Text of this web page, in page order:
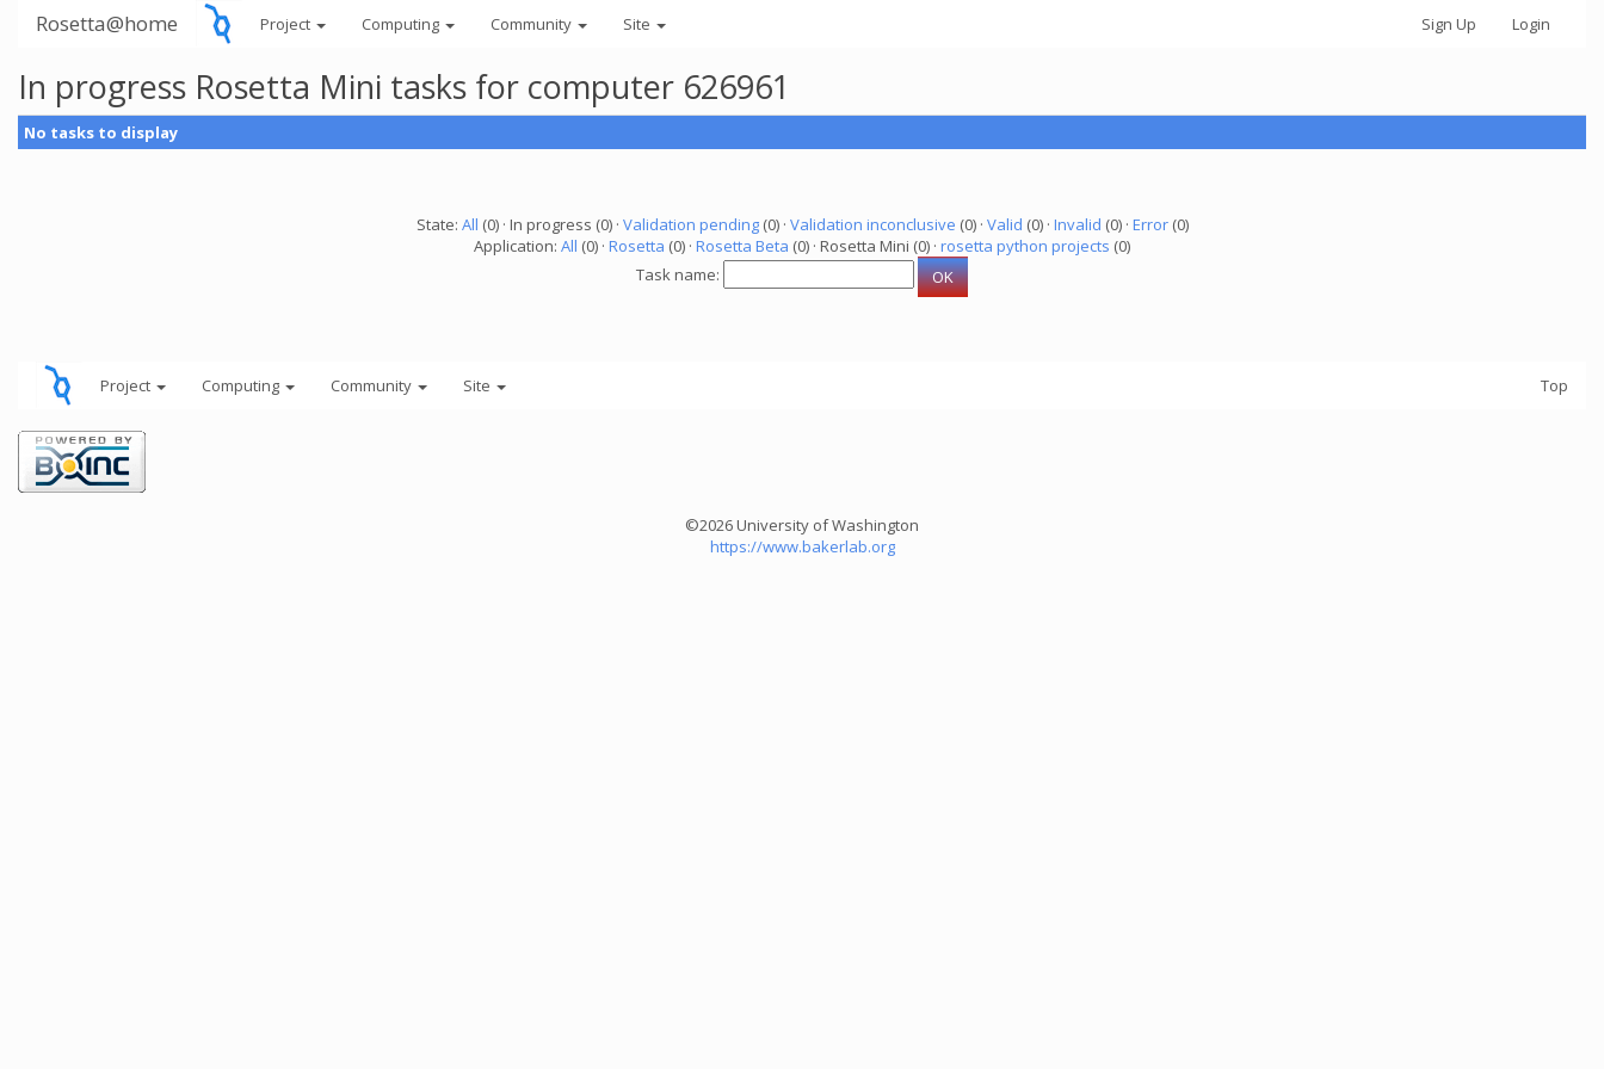
Rosetta@home Project Computing Community Site Sign Up Login
In progress Rosetta Mini tasks for computer 626961
No tasks to display
State: All (0) · In progress (0) · Validation pending(0) · Validation inconclusive (0) · Valid (0) · Invalid (0) · Error(0)
Application: All (0) · Rosetta (0) · Rosetta Beta (0) · Rosetta Mini (0) · rosetta python projects (0)
Task name:
Project Computing Community Site Top
©2026 University of Washington
https://www.bakerlab.org